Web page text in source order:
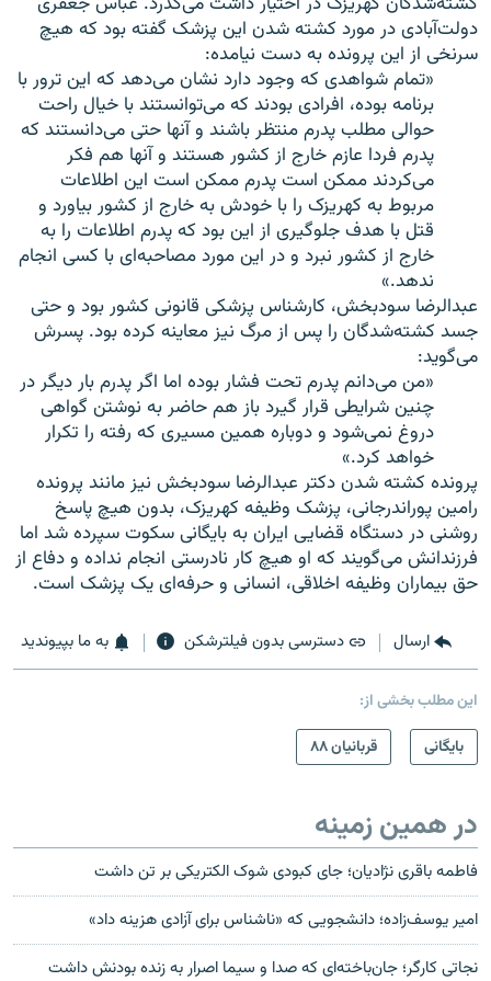
دولت‌آبادی در مورد کشته شدن این پزشک گفته بود که هیچ
سرنخی از این پرونده به دست نیامده:
«تمام شواهدی که وجود دارد نشان می‌دهد که این ترور با
برنامه بوده، افرادی بودند که می‌توانستند با خیال راحت
حوالی مطلب پدرم منتظر باشند و آنها حتی می‌دانستند که
پدرم فردا عازم خارج از کشور هستند و آنها هم فکر
می‌کردند ممکن است پدرم ممکن است این اطلاعات
مربوط به کهریزک را با خودش به خارج از کشور بیاورد و
قتل با هدف جلوگیری از این بود که پدرم اطلاعات را به
خارج از کشور نبرد و در این مورد مصاحبه‌ای با کسی انجام
ندهد.»
عبدالرضا سودبخش، کارشناس پزشکی قانونی کشور بود و حتی
جسد کشته‌شدگان را پس از مرگ نیز معاینه کرده بود. پسرش
می‌گوید:
«من می‌دانم پدرم تحت فشار بوده اما اگر پدرم بار دیگر در
چنین شرایطی قرار گیرد باز هم حاضر به نوشتن گواهی
دروغ نمی‌شود و دوباره همین مسیری که رفته را تکرار
خواهد کرد.»
پرونده کشته شدن دکتر عبدالرضا سودبخش نیز مانند پرونده
رامین پوراندرجانی، پزشک وظیفه کهریزک، بدون هیچ پاسخ
روشنی در دستگاه قضایی ایران به بایگانی سکوت سپرده شد اما
فرزندانش می‌گویند که او هیچ کار نادرستی انجام نداده و دفاع از
حق بیماران وظیفه اخلاقی، انسانی و حرفه‌ای یک پزشک است.
ارسال دسترسی بدون فیلترشکن به ما بپیوندید
این مطلب بخشی از:
بایگانی
قربانیان ۸۸
در همین زمینه
فاطمه باقری نژادیان؛ جای کبودی شوک الکتریکی بر تن داشت
امیر یوسف‌زاده؛ دانشجویی که «ناشناس برای آزادی هزینه داد»
نجاتی کارگر؛ جان‌باخته‌ای که صدا و سیما اصرار به زنده بودنش داشت